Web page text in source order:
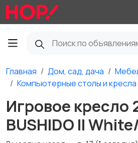
Главная Дом, сад, дача
Компьютерные столы и кресла
Игровое кресло
BUSHIDO II